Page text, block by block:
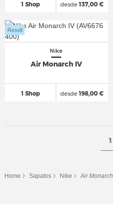
1 Shop desde137,00 €
Nike
Air Monarch IV
1 Shop
Resell
desde198,00 €
1
Home Sapatos Nike Air Monarch